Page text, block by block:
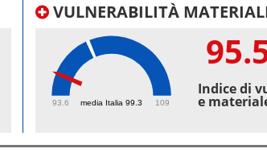
VULNERABILITÀ
media Italia 99.3
93.6 109
Indice di
e